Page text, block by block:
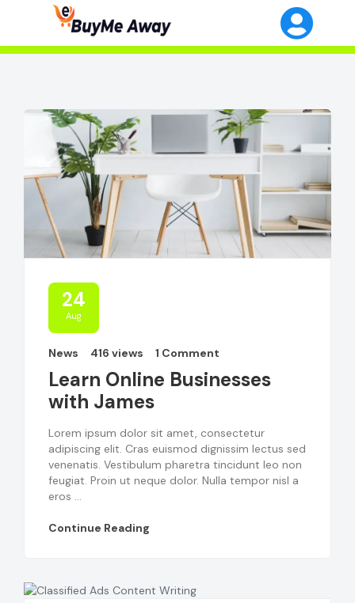
24
Aug
News 416 views 1 Comment
Learn Online Businesses
with James
Lorem ipsum dolor sit amet, consectetur
adipiscing elit. Cras euismod dignissim lectus sed
venenatis. Vestibulum pharetra tincidunt leo non
feugiat. Proin ut neque dolor. Nulla tempor nisl a
eros ...
Continue Reading